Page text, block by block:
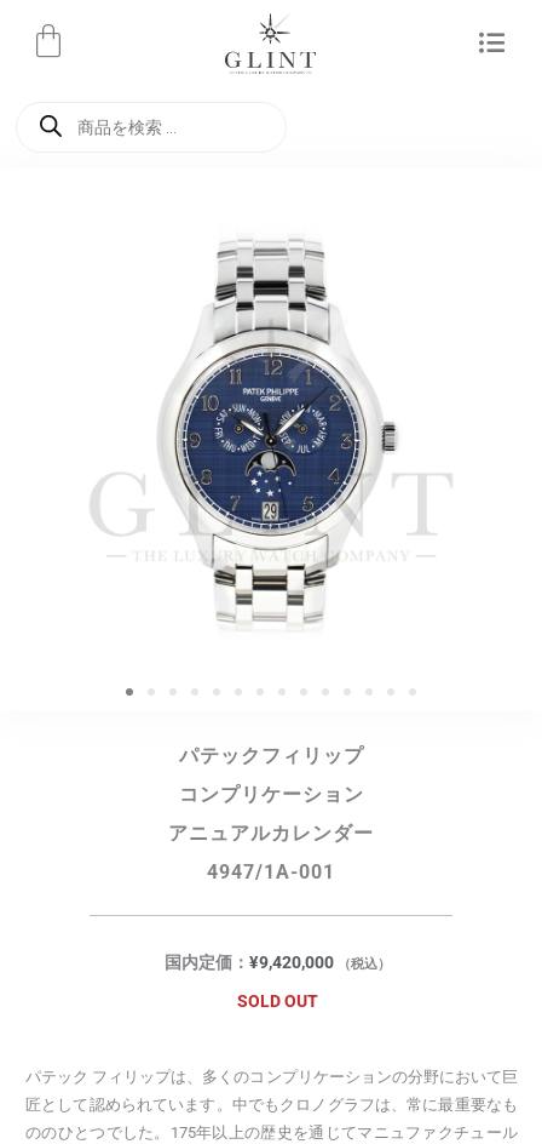
パテックフィリップ
コンプリケーション
アニュアルカレンダー
4947/1A-001
国内定価： ¥9,420,000 （税込）
SOLD OUT
パテック フィリップは、多くのコンプリケーションの分野において巨
匠として認められています。中でもクロノグラフは、常に最重要なも
ののひとつでした。175年以上の歴史を通じてマニュファクチュール